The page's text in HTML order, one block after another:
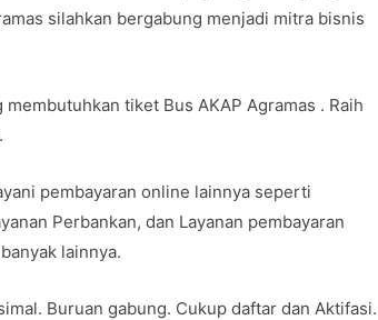
silahkan bergabung menjadi mitra bisnis
tiket Bus AKAP Agramas . Raih
pembayaran online lainnya seperti
Perbankan, dan Layanan pembayaran
lainnya.
Buruan gabung. Cukup daftar dan Aktifasi.